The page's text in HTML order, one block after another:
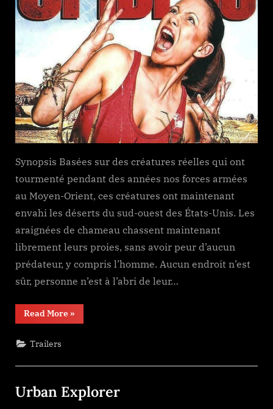
Synopsis Basées sur des créatures réelles qui ont
tourmenté pendant des années nos forces armées
au Moyen-Orient, ces créatures ont maintenant
envahi les déserts du sud-ouest des États-Unis. Les
araignées de chameau chassent maintenant
librement leurs proies, sans avoir peur d’aucun
prédateur, y compris l’homme. Aucun endroit n’est
sûr, personne n’est à l’abri de leur…
Read More“Camel
Spiders”
»
Trailers
Urban Explorer